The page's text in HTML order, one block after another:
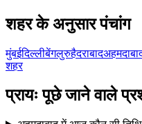
शहर के अनुसार पंचांग
मुंबईदिल्लीबेंगलुरुहैदराबाद
शहर
प्रायः पूछे जाने वाले